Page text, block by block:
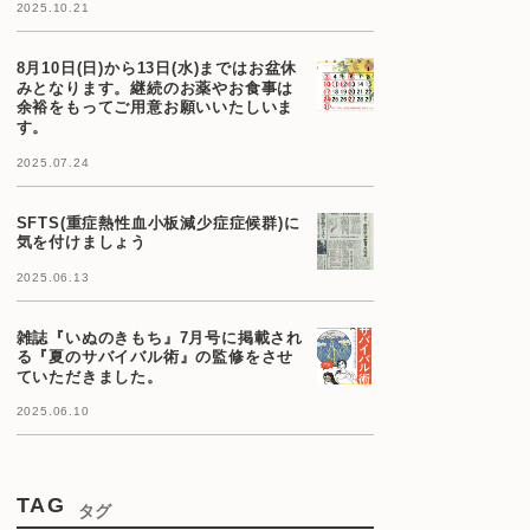
2025.10.21
8月10日(日)から13日(水)まではお盆休
みとなります。継続のお薬やお食事は
余裕をもってご用意お願いいたしいま
す。
2025.07.24
SFTS(重症熱性血小板減少症症候群)に
気を付けましょう
2025.06.13
雑誌『いぬのきもち』7月号に掲載され
る『夏のサバイバル術』の監修をさせ
ていただきました。
2025.06.10
TAG タグ